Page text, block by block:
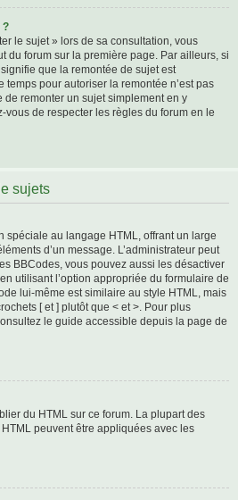
?
le sujet » lors de sa consultation, vous
du forum sur la première page. Par ailleurs, si
que la remontée de sujet est
temps pour autoriser la remontée n’est pas
de remonter un sujet simplement en y
de respecter les règles du forum en le
sujets
spéciale au langage HTML, offrant un large
d’un message. L’administrateur peut
BBCodes, vous pouvez aussi les désactiver
utilisant l’option appropriée du formulaire de
lui-même est similaire au style HTML, mais
[ et ] plutôt que < et >. Pour plus
le guide accessible depuis la page de
du HTML sur ce forum. La plupart des
peuvent être appliquées avec les